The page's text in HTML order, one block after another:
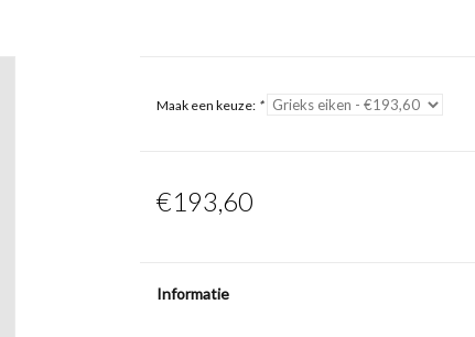
Maak een keuze: *
€193,60
Informatie